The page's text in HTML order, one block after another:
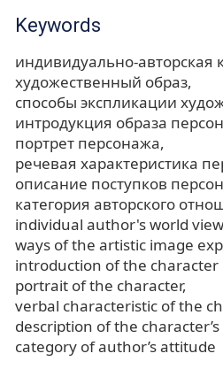
Keywords
индивидуально-авторская
художественный образ
способы экспликации
интродукция образа
портрет персонажа
речевая характеристика
описание поступков
категория авторского
individual author's world view
ways of the artistic image
introduction of the character
portrait of the character
verbal characteristic of the
description of the
category of author’s attitude